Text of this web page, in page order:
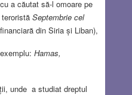
a căutat să-l omoare pe
Septembrie cel
din Siria și Liban),
exemplu: Hamas,
unde a studiat dreptul